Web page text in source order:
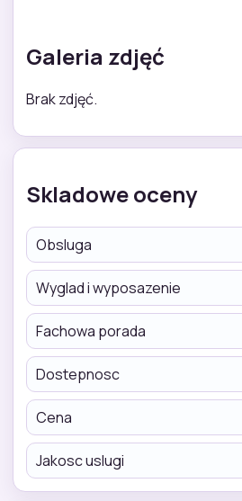
Galeria zdjęć
Brak zdjęć.
Skladowe oceny
Obsluga
Wyglad i wyposazenie
Fachowa porada
Dostepnosc
Cena
Jakosc uslugi